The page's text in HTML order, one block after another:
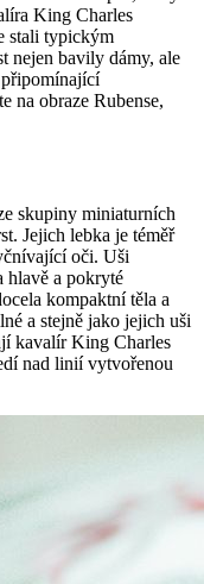
King Charles
stali typickým
nejen bavily dámy, ale
na obraze Rubense,
skupiny miniaturních
Jejich lebka je téměř
oči. Uši
hlavě a pokryté
kompaktní těla a
a stejně jako jejich uši
kavalír King Charles
nad linií vytvořenou